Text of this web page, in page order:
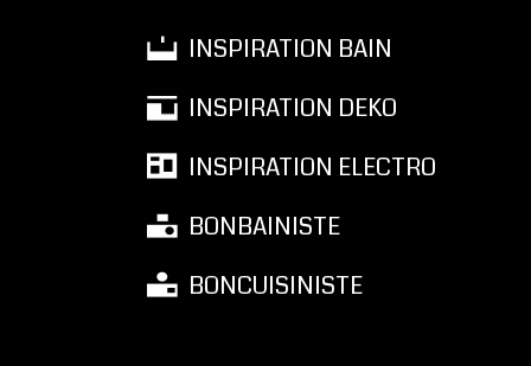
INSPIRATION BAIN
INSPIRATION DEKO
INSPIRATION ELECTRO
BONBAINISTE
BONCUISINISTE